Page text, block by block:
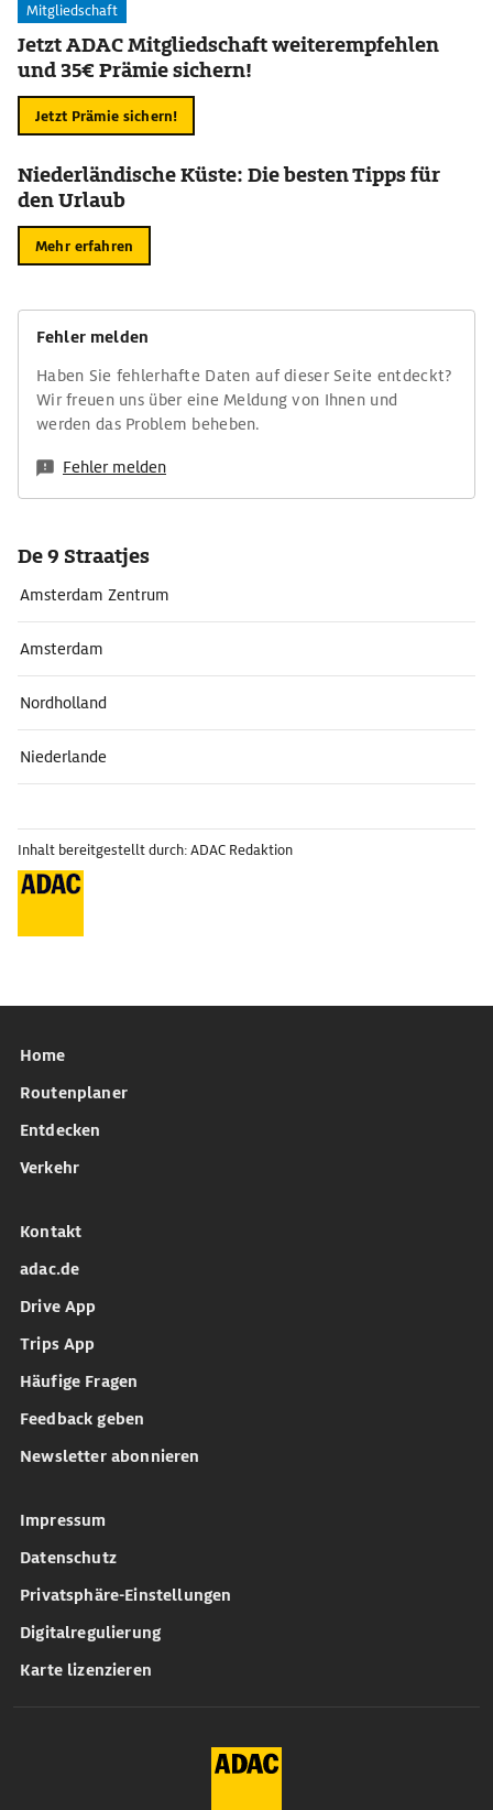
Mitgliedschaft
Jetzt ADAC Mitgliedschaft weiterempfehlen
und 35€ Prämie sichern!
Jetzt Prämie sichern!
Niederländische Küste: Die besten Tipps für
den Urlaub
Mehr erfahren
Fehler melden
Haben Sie fehlerhafte Daten auf dieser Seite entdeckt?
Wir freuen uns über eine Meldung von Ihnen und
werden das Problem beheben.
Fehler melden
De 9 Straatjes
Amsterdam Zentrum
Amsterdam
Nordholland
Niederlande
Inhalt bereitgestellt durch: ADAC Redaktion
Home
Routenplaner
Entdecken
Verkehr
Kontakt
adac.de
Drive App
Trips App
Häufige Fragen
Feedback geben
Newsletter abonnieren
Impressum
Datenschutz
Privatsphäre-Einstellungen
Digitalregulierung
Karte lizenzieren